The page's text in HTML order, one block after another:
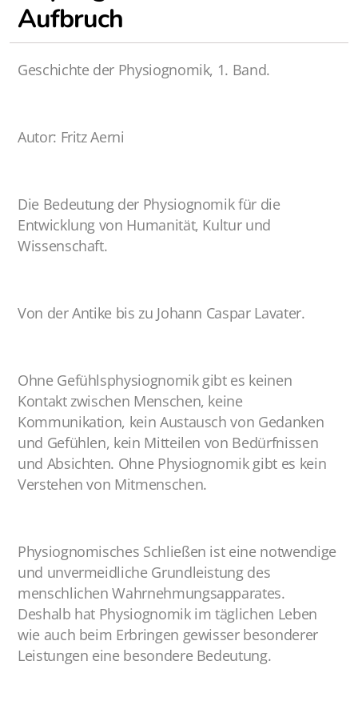
Aufbruch
Geschichte der Physiognomik, 1. Band.
Autor: Fritz Aerni
Die Bedeutung der Physiognomik für die
Entwicklung von Humanität, Kultur und
Wissenschaft.
Von der Antike bis zu Johann Caspar Lavater.
Ohne Gefühlsphysiognomik gibt es keinen
Kontakt zwischen Menschen, keine
Kommunikation, kein Austausch von Gedanken
und Gefühlen, kein Mitteilen von Bedürfnissen
und Absichten. Ohne Physiognomik gibt es kein
Verstehen von Mitmenschen.
Physiognomisches Schließen ist eine notwendige
und unvermeidliche Grundleistung des
menschlichen Wahrnehmungsapparates.
Deshalb hat Physiognomik im täglichen Leben
wie auch beim Erbringen gewisser besonderer
Leistungen eine besondere Bedeutung.
Physiognomie und Charakter 2023
Physiognomie und Charakter 2022